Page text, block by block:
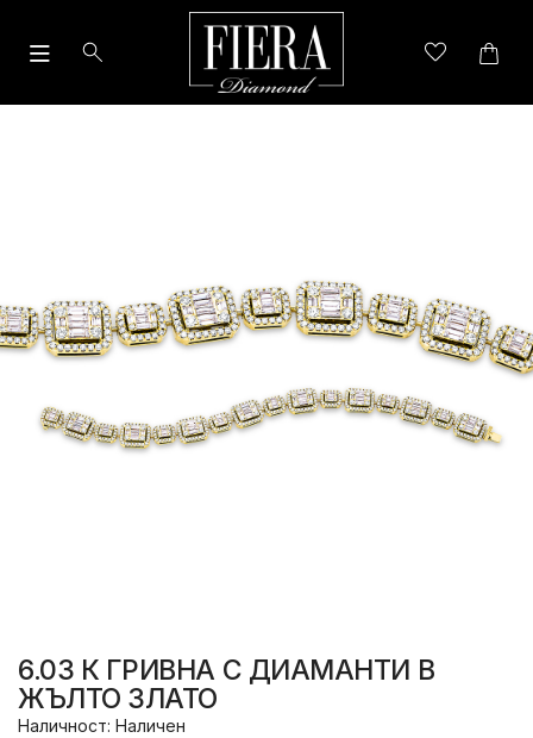
6.03 К ГРИВНА С ДИАМАНТИ В
ЖЪЛТО ЗЛАТО
Наличност: Наличен